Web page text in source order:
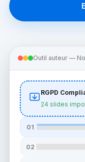
Outil auteur —
RGPD
24 slides
01
02